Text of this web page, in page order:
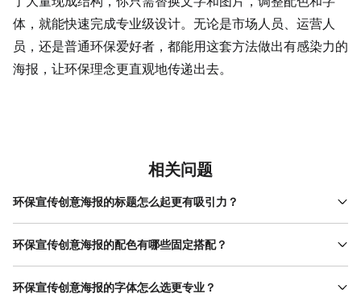
体，就能快速完成专业级设计。无论是市场人员、运营人
员，还是普通环保爱好者，都能用这套方法做出有感染力的
海报，让环保理念更直观地传递出去。
相关问题
环保宣传创意海报的标题怎么起更有吸引力？
标题要具体、有行动感，避免笼统。比如“每周少用一个塑料袋，一
年能省365个”比“爱护地球，从我做起”更具体；“垃圾分类，让城市
需要500年才能降解”）或疑问（如“今天，你分类了吗？”）引发共
环保宣传创意海报的配色有哪些固定搭配？
环保主题的配色以绿色、蓝色、白色为主，避免用红色、黑色等强
烈颜色（除非是警示类海报）。绿色代表自然（如森林、树叶），
环保宣传创意海报的字体怎么选更专业？